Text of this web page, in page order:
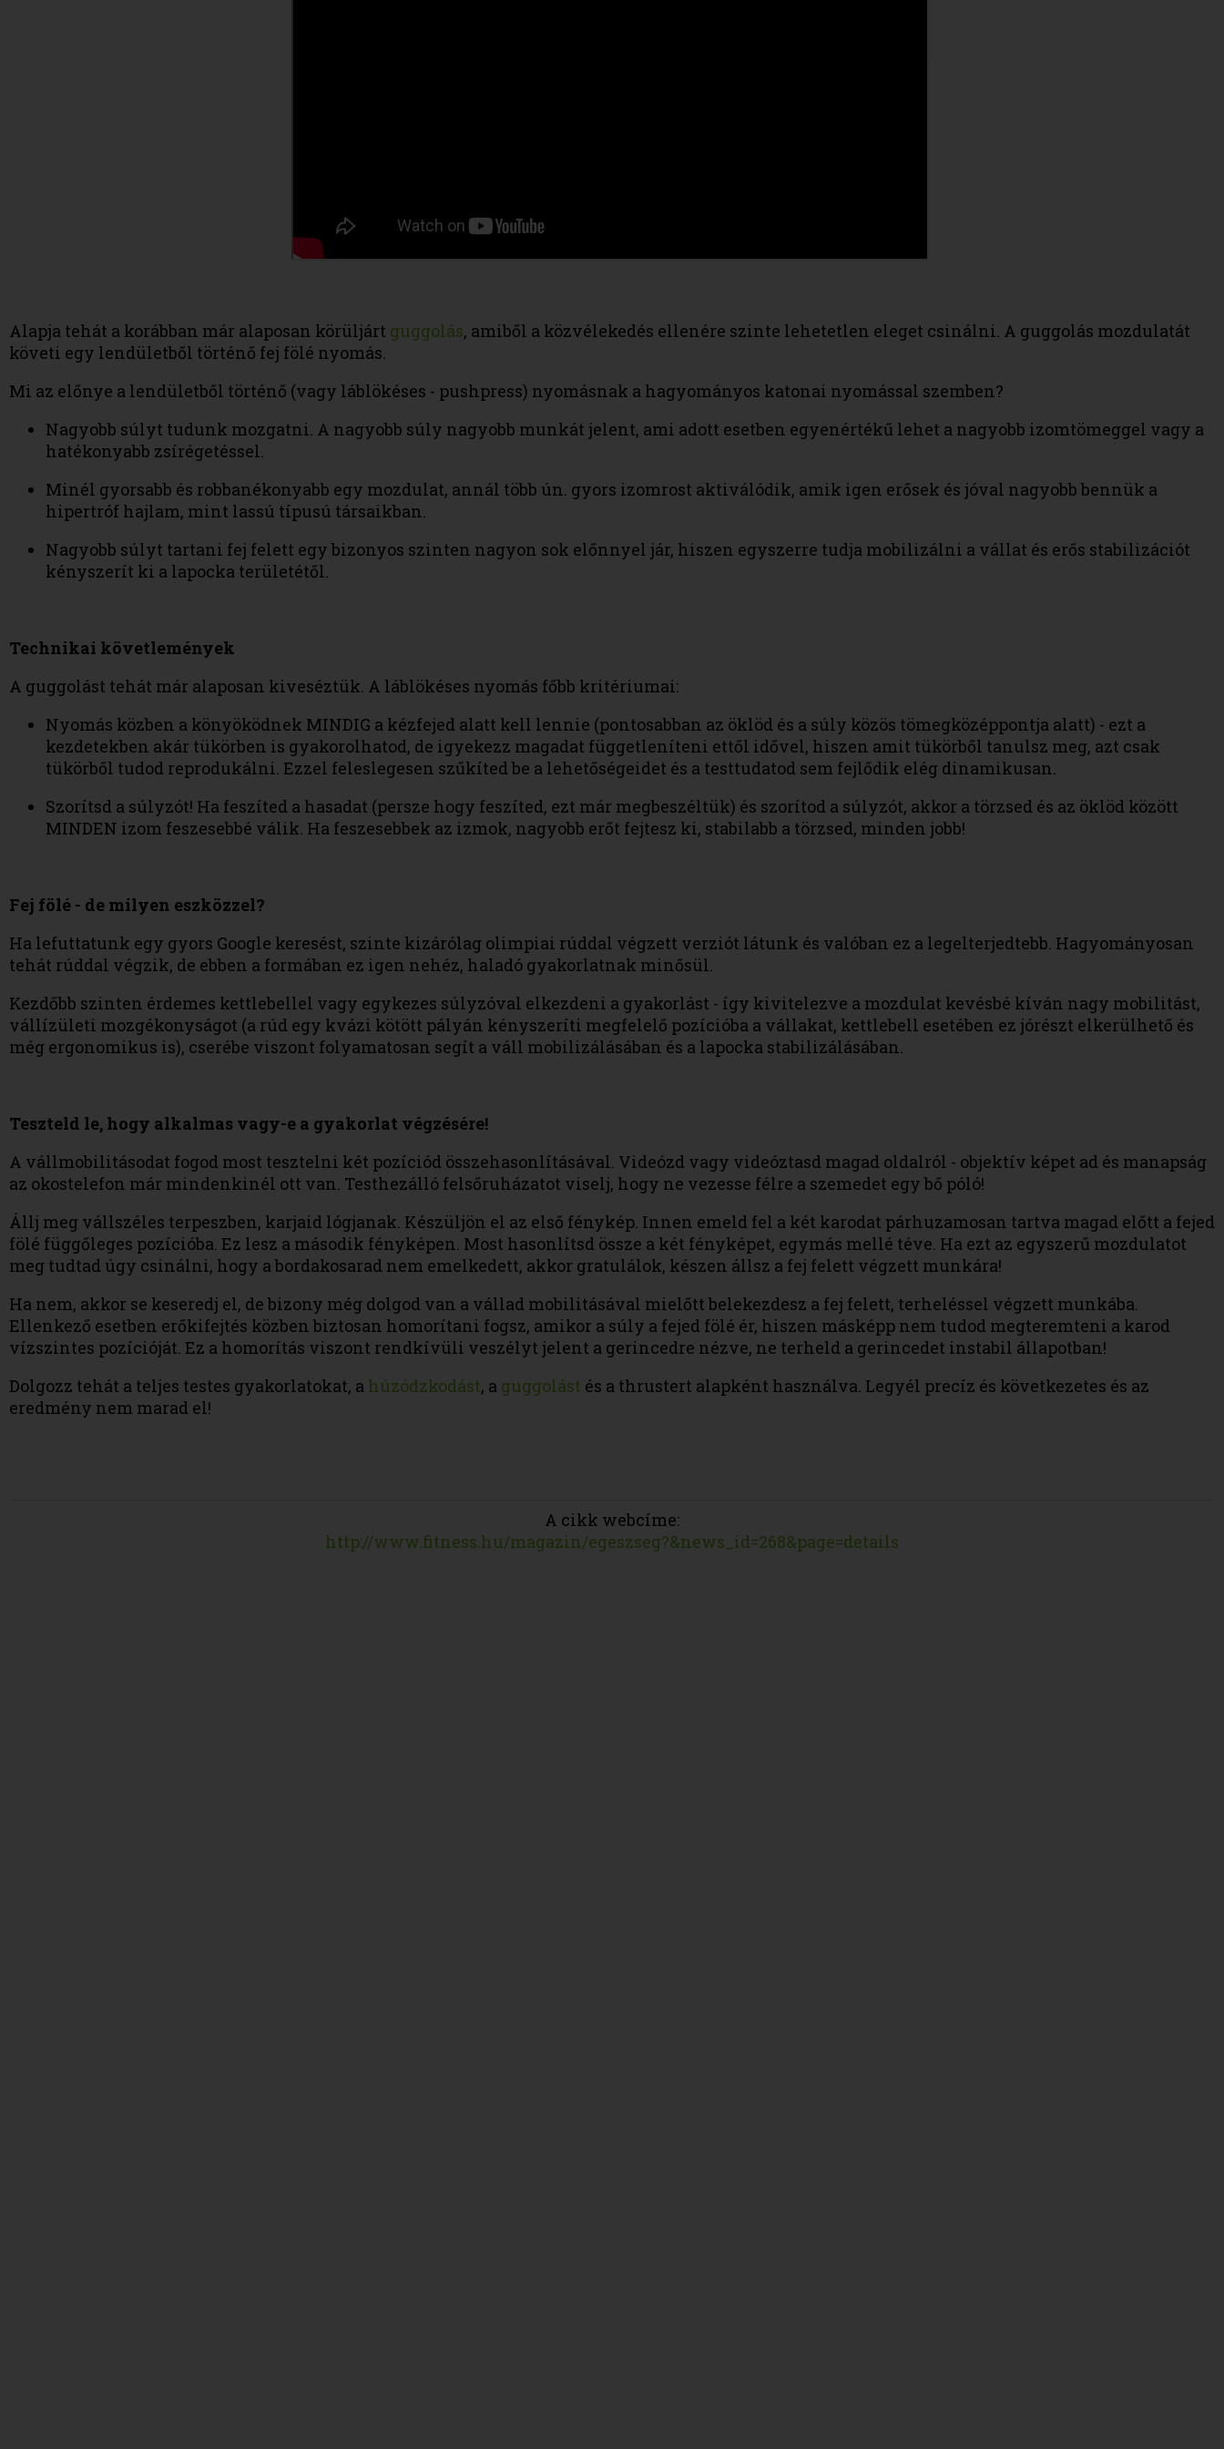
Alapja tehát a korábban már alaposan körüljárt guggolás, amiből a közvélekedés ellenére szinte lehetetlen eleget csinálni. A guggolás mozdulatát
követi egy lendületből történő fej fölé nyomás.
Mi az előnye a lendületből történő (vagy láblökéses - pushpress) nyomásnak a hagyományos katonai nyomással szemben?
Nagyobb súlyt tudunk mozgatni. A nagyobb súly nagyobb munkát jelent, ami adott esetben egyenértékű lehet a nagyobb izomtömeggel vagy a
hatékonyabb zsírégetéssel.
Minél gyorsabb és robbanékonyabb egy mozdulat, annál több ún. gyors izomrost aktiválódik, amik igen erősek és jóval nagyobb bennük a
hipertróf hajlam, mint lassú típusú társaikban.
Nagyobb súlyt tartani fej felett egy bizonyos szinten nagyon sok előnnyel jár, hiszen egyszerre tudja mobilizálni a vállat és erős stabilizációt
kényszerít ki a lapocka területétől.
Technikai követlemények
A guggolást tehát már alaposan kiveséztük. A láblökéses nyomás főbb kritériumai:
Nyomás közben a könyöködnek MINDIG a kézfejed alatt kell lennie (pontosabban az öklöd és a súly közös tömegközéppontja alatt) - ezt a
kezdetekben akár tükörben is gyakorolhatod, de igyekezz magadat függetleníteni ettől idővel, hiszen amit tükörből tanulsz meg, azt csak
tükörből tudod reprodukálni. Ezzel feleslegesen szűkíted be a lehetőségeidet és a testtudatod sem fejlődik elég dinamikusan.
Szorítsd a súlyzót! Ha feszíted a hasadat (persze hogy feszíted, ezt már megbeszéltük) és szorítod a súlyzót, akkor a törzsed és az öklöd között
MINDEN izom feszesebbé válik. Ha feszesebbek az izmok, nagyobb erőt fejtesz ki, stabilabb a törzsed, minden jobb!
Fej fölé - de milyen eszközzel?
Ha lefuttatunk egy gyors Google keresést, szinte kizárólag olimpiai rúddal végzett verziót látunk és valóban ez a legelterjedtebb. Hagyományosan
tehát rúddal végzik, de ebben a formában ez igen nehéz, haladó gyakorlatnak minősül.
Kezdőbb szinten érdemes kettlebellel vagy egykezes súlyzóval elkezdeni a gyakorlást - így kivitelezve a mozdulat kevésbé kíván nagy mobilitást,
vállízületi mozgékonyságot (a rúd egy kvázi kötött pályán kényszeríti megfelelő pozícióba a vállakat, kettlebell esetében ez jórészt elkerülhető és
még ergonomikus is), cserébe viszont folyamatosan segít a váll mobilizálásában és a lapocka stabilizálásában.
Teszteld le, hogy alkalmas vagy-e a gyakorlat végzésére!
A vállmobilitásodat fogod most tesztelni két pozíciód összehasonlításával. Videózd vagy videóztasd magad oldalról - objektív képet ad és manapság
az okostelefon már mindenkinél ott van. Testhezálló felsőruházatot viselj, hogy ne vezesse félre a szemedet egy bő póló!
Állj meg vállszéles terpeszben, karjaid lógjanak. Készüljön el az első fénykép. Innen emeld fel a két karodat párhuzamosan tartva magad előtt a fejed
fölé függőleges pozícióba. Ez lesz a második fényképen. Most hasonlítsd össze a két fényképet, egymás mellé téve. Ha ezt az egyszerű mozdulatot
meg tudtad úgy csinálni, hogy a bordakosarad nem emelkedett, akkor gratulálok, készen állsz a fej felett végzett munkára!
Ha nem, akkor se keseredj el, de bizony még dolgod van a vállad mobilitásával mielőtt belekezdesz a fej felett, terheléssel végzett munkába.
Ellenkező esetben erőkifejtés közben biztosan homorítani fogsz, amikor a súly a fejed fölé ér, hiszen másképp nem tudod megteremteni a karod
vízszintes pozícióját. Ez a homorítás viszont rendkívüli veszélyt jelent a gerincedre nézve, ne terheld a gerincedet instabil állapotban!
Dolgozz tehát a teljes testes gyakorlatokat, a húzódzkodást, a guggolást és a thrustert alapként használva. Legyél precíz és következetes és az
eredmény nem marad el!
A cikk webcíme:
http://www.fitness.hu/magazin/egeszseg?&news_id=268&page=details